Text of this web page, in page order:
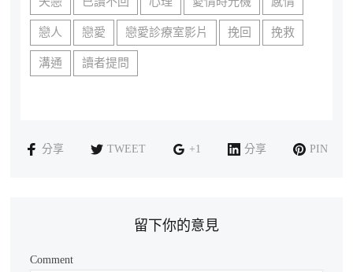
戀人 戀愛 戀愛診療室影片 挽回 挽救
溝通 讀者提問
分享 TWEET +1 分享 PIN
留下你的意見
Comment